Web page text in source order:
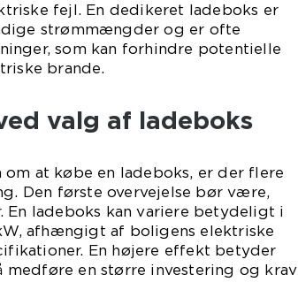
fejl. En dedikeret ladeboks er
strømmængder og er ofte
som kan forhindre potentielle
brande.
valg af ladeboks
at købe en ladeboks, er der flere
Den første overvejelse bør være,
ladeboks kan variere betydeligt i
afhængigt af boligens elektriske
En højere effekt betyder
medføre en større investering og krav